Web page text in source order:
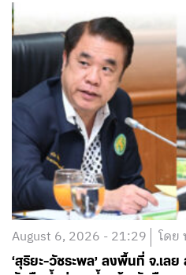
August 6, 2026 - 21:29 โด
‘สุริยะ-วัชระพล’ ลงพื้นที่ จ.เล
รับมือน้ำท่วม-น้ำแล้ง จับมือทุ
ความมั่นคงด้านน้ำให้ประชาช
อ่านต่อ